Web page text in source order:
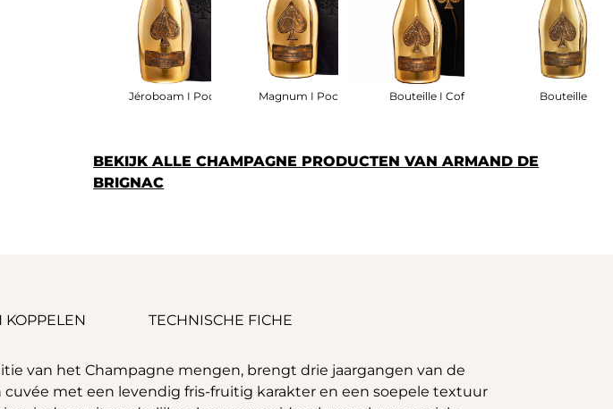
Jéroboam I Pochon Magnum I Pochon Bouteille I Coffret Bouteille
BEKIJK ALLE CHAMPAGNE PRODUCTEN VAN ARMAND DE
BRIGNAC
KOPPELEN TECHNISCHE FICHE
van het Champagne mengen, brengt drie jaargangen van de
met een levendig fris-fruitig karakter en een soepele textuur